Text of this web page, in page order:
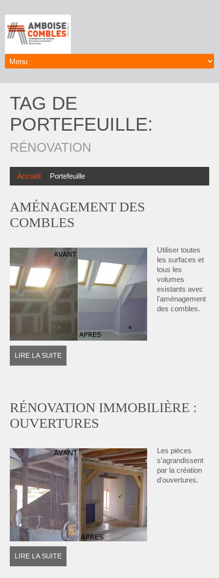
TAG DE
PORTEFEUILLE:
RÉNOVATION
Accueil Portefeuille
AMÉNAGEMENT DES
COMBLES
Utiliser toutes
les surfaces et
tous les
volumes
existants avec
l'aménagement
des combles.
LIRE LA SUITE
RÉNOVATION IMMOBILIÈRE :
OUVERTURES
Les pièces
s'agrandissent
par la création
d'ouvertures.
LIRE LA SUITE